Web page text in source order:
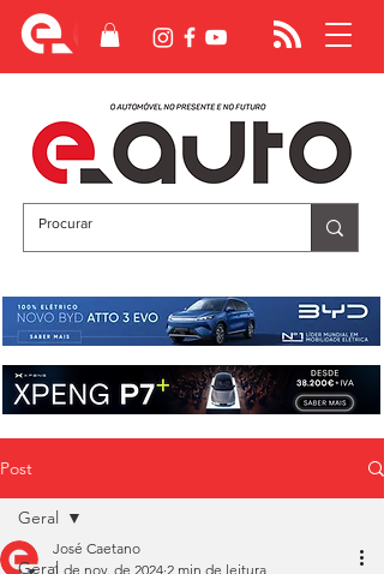
Post
Geral
Geral
José Caetano
1 de nov. de 2024 2 min de leitura